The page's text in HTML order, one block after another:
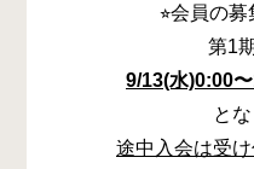
⭐︎会員の
第1
9/13(水)0:00
とな
途中入会は受け